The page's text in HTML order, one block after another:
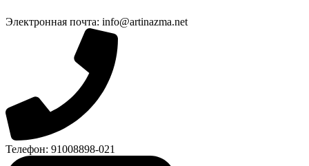
Электронная почта: info@artinazma.net
Телефон: 91008898-021